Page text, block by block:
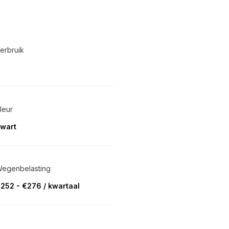
- €276 / kwartaal